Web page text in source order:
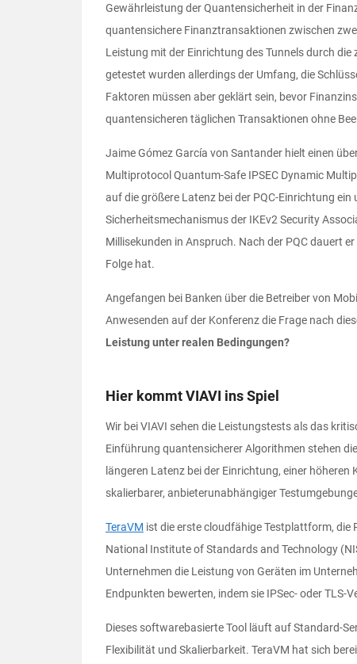
Gewährleistung der Quantensicherheit in der
quantensichere Finanztransaktionen zwischen
Leistung mit der Einrichtung des Tunnels durch
getestet wurden allerdings der Umfang, die
Faktoren müssen aber geklärt sein, bevor
quantensicheren täglichen Transaktionen ohne
Jaime Gómez García von Santander hielt einen
Multiprotocol Quantum-Safe IPSEC Dynamic
auf die größere Latenz bei der PQC-Einrichtung
Sicherheitsmechanismus der IKEv2 Security
Millisekunden in Anspruch. Nach der PQC dauert
Folge hat.
Angefangen bei Banken über die Betreiber von
Anwesenden auf der Konferenz die Frage nach
Leistung unter realen Bedingungen?
Hier kommt VIAVI ins Spiel
Wir bei VIAVI sehen die Leistungstests als das
Einführung quantensicherer Algorithmen stehen
längeren Latenz bei der Einrichtung, einer
skalierbarer, anbieterunabhängiger
TeraVM ist die erste cloudfähige Testplattform, die
National Institute of Standards and Technology
Unternehmen die Leistung von Geräten im
Endpunkten bewerten, indem sie IPSec- oder TLS-
Dieses softwarebasierte Tool läuft auf Standard-
Flexibilität und Skalierbarkeit. TeraVM hat sich